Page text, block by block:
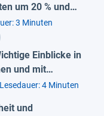
um 20 % und
3 Minuten
Einblicke in
und mit
Lesedauer: 4 Minuten
und